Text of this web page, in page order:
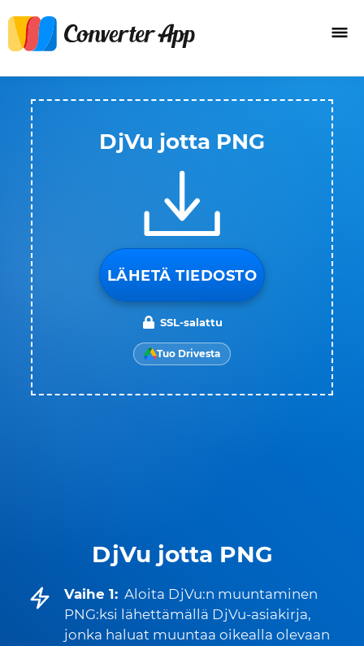
DjVu jotta PNG
Vaihe 1: Aloita DjVu:n muuntaminen
PNG:ksi lähettämällä DjVu-asiakirja,
jonka haluat muuntaa oikealla olevaan
DjVu jotta PNG
LÄHETÄ TIEDOSTO
SSL-salattu
Tuo Drivesta